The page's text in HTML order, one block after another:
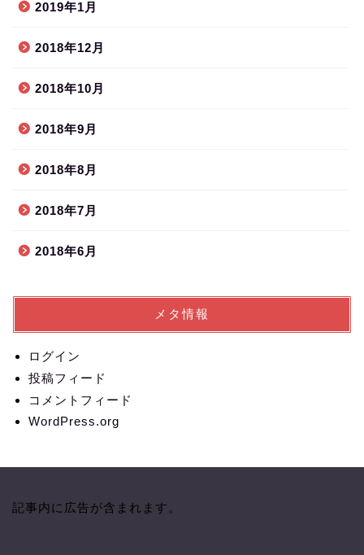
2019年1月
2018年12月
2018年10月
2018年9月
2018年8月
2018年7月
2018年6月
メタ情報
ログイン
投稿フィード
コメントフィード
WordPress.org
記事内に広告が含まれます。